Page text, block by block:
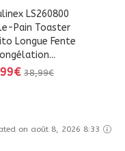
LS260800
Pain Toaster
Longue Fente
38,99€
on août 8, 2026 8:33